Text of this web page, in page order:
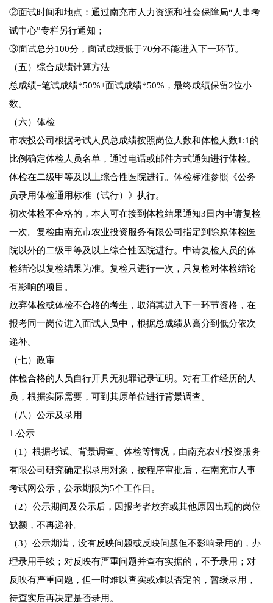
②面试时间和地点：通过南充市人力资源和社会保障局“人事考
试中心”专栏另行通知；
③面试总分100分，面试成绩低于70分不能进入下一环节。
（五）综合成绩计算方法
总成绩=笔试成绩*50%+面试成绩*50%，最终成绩保留2位小
数。
（六）体检
市农投公司根据考试人员总成绩按照岗位人数和体检人数1:1的
比例确定体检人员名单，通过电话或邮件方式通知进行体检。
体检在二级甲等及以上综合性医院进行。体检标准参照《公务
员录用体检通用标准（试行）》执行。
初次体检不合格的，本人可在接到体检结果通知3日内申请复检
一次。复检由南充市农业投资服务有限公司指定到除原体检医
院以外的二级甲等及以上综合性医院进行。申请复检人员的体
检结论以复检结果为准。复检只进行一次，只复检对体检结论
有影响的项目。
放弃体检或体检不合格的考生，取消其进入下一环节资格，在
报考同一岗位进入面试人员中，根据总成绩从高分到低分依次
递补。
（七）政审
体检合格的人员自行开具无犯罪记录证明。对有工作经历的人
员，根据实际需要，可到其原单位进行背景调查。
（八）公示及录用
1.公示
（1）根据考试、背景调查、体检等情况，由南充农业投资服务
有限公司研究确定拟录用对象，按程序审批后，在南充市人事
考试网公示，公示期限为5个工作日。
（2）公示期间及公示后，因报考者放弃或其他原因出现的岗位
缺额，不再递补。
（3）公示期满，没有反映问题或反映问题但不影响录用的，办
理录用手续；对反映有严重问题并查有实据的，不予录用；对
反映有严重问题，但一时难以查实或难以否定的，暂缓录用，
待查实后再决定是否录用。